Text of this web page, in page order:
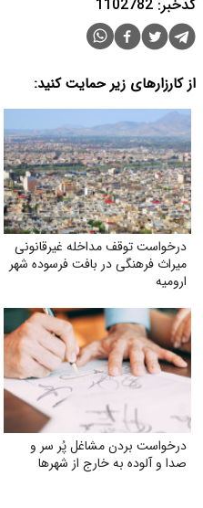
کدخبر: 1102782
از کارزارهای زیر حمایت کنید:
درخواست توقف مداخله غیرقانونی
میراث فرهنگی در بافت فرسوده شهر
ارومیه
درخواست بردن مشاغل پُر سر و
صدا و آلوده به خارج از شهرها